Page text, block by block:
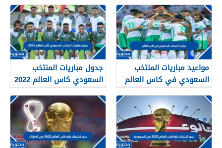
مواعيد مباريات المنتخب
السعودي في كاس العالم
قطر 2022
جدول مباريات المنتخب
السعودي كاس العالم 2022